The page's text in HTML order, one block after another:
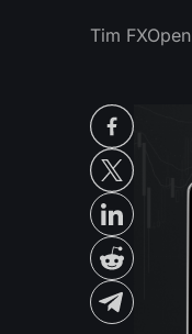
Tim FXOpen